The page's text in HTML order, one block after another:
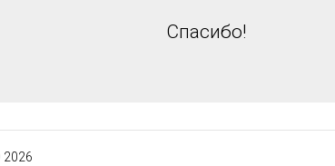
Спасибо!